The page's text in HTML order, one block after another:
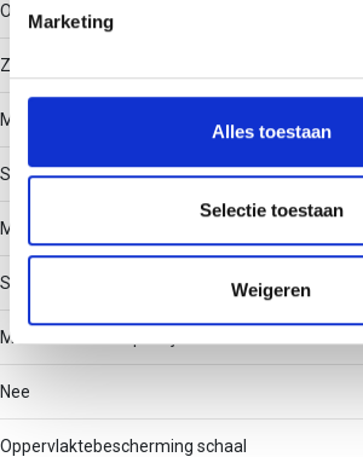
personaliseren, om functies voor
en om ons websiteverkeer te
partners voor social media, adverteren
partners kunnen deze gegevens
informatie die u aan ze heeft verstrekt
verzameld op basis van uw gebruik
Marketing
Alles toestaan
Selectie toestaan
Weigeren
Oppervlaktebescherming schroef
Zink/nikkel legering
Materiaal schroef
Staal
Materiaal klem
Staal
Met contra-fixeerplaatje
Nee
Oppervlaktebescherming schaal